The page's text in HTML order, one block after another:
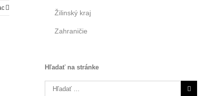
Žilinský kraj
Zahraničie
Hľadať na stránke
Search